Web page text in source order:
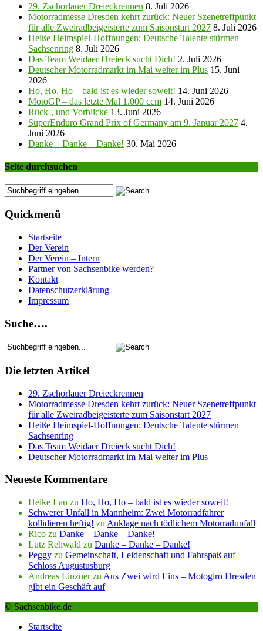
29. Zschorlauer Dreieckrennen 8. Juli 2026
Motorradmesse Dresden kehrt zurück: Neuer Szenetreffpunkt
für alle Zweiradbeigeisterte zum Saisonstart 2027 8. Juli 2026
Heiße Heimspiel-Hoffnungen: Deutsche Talente stürmen
Sachsenring 8. Juli 2026
Das Team Weidaer Dreieck sucht Dich! 2. Juli 2026
Deutscher Motorradmarkt im Mai weiter im Plus 15. Juni
2026
Ho, Ho, Ho – bald ist es wieder soweit! 14. Juni 2026
MotoGP – das letzte Mal 1.000 ccm 14. Juni 2026
Rück-, und Vorblicke 13. Juni 2026
SuperEnduro Grand Prix of Germany am 9. Januar 2027 4.
Juni 2026
Danke – Danke – Danke! 30. Mai 2026
Seite durchsuchen
Quickmenü
Startseite
Der Verein
Der Verein – Intern
Partner von Sachsenbike werden?
Kontakt
Datenschutzerklärung
Impressum
Suche….
Die letzten Artikel
29. Zschorlauer Dreieckrennen
Motorradmesse Dresden kehrt zurück: Neuer Szenetreffpunkt
für alle Zweiradbeigeisterte zum Saisonstart 2027
Heiße Heimspiel-Hoffnungen: Deutsche Talente stürmen
Sachsenring
Das Team Weidaer Dreieck sucht Dich!
Deutscher Motorradmarkt im Mai weiter im Plus
Neueste Kommentare
Heike Lau zu Ho, Ho, Ho – bald ist es wieder soweit!
Schwerer Unfall in Mannheim: Zwei Motorradfahrer
kollidieren heftig! zu Anklage nach tödlichem Motorradunfall
Rico zu Danke – Danke – Danke!
Lutz Rehwald zu Danke – Danke – Danke!
Peggy zu Gemeinschaft, Leidenschaft und Fahrspaß auf
Schloss Augustusburg
Andreas Linznerzu Aus Zwei wird Eins – Motogiro Dresden
gibt ein Geschäft auf
© Sachsenbike.de
Startseite